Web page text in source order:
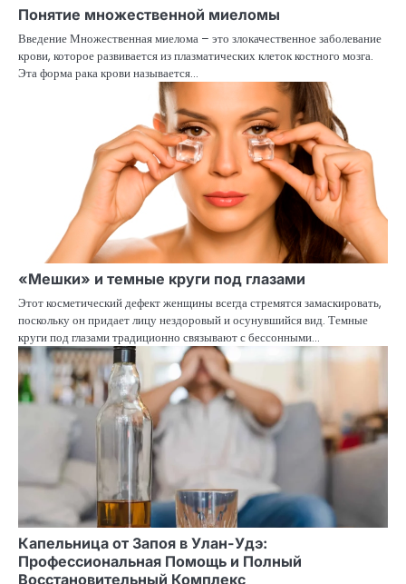
Понятие множественной миеломы
Введение Множественная миелома – это злокачественное заболевание
крови, которое развивается из плазматических клеток костного мозга.
Эта форма рака крови называется…
«Мешки» и темные круги под глазами
Этот косметический дефект женщины всегда стремятся замаскировать,
поскольку он придает лицу нездоровый и осунувшийся вид. Темные
круги под глазами традиционно связывают с бессонными…
Капельница от Запоя в Улан-Удэ:
Профессиональная Помощь и Полный
Восстановительный Комплекс